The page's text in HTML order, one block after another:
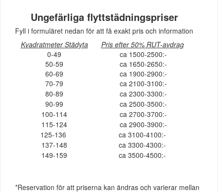
Ungefärliga flyttstädningspriser
Fyll i formuläret nedan för att få exakt pris och information
Kvadratmeter Städyta
Pris efter 50% RUT-avdrag
0-49
ca 1500-2500:-
50-59
ca 1650-2650:-
60-69
ca 1900-2900:-
70-79
ca 2100-3100:-
80-89
ca 2300-3300:-
90-99
ca 2500-3500:-
100-114
ca 2700-3700:-
115-124
ca 2900-3900:-
125-136
ca 3100-4100:-
137-148
ca 3300-4300:-
149-159
ca 3500-4500:-
*Reservation för att priserna kan ändras och varierar mellan